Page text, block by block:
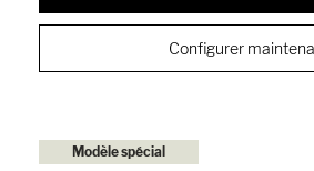
Configurer
Modèle spécial